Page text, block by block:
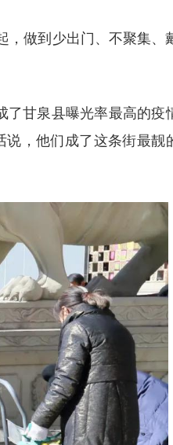
做到少出门、不聚集、
甘泉县曝光率最高的疫
说，他们成了这条街最靓